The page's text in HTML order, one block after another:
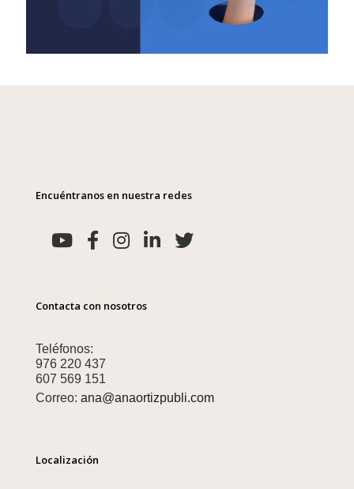
Encuéntranos en nuestra redes
Contacta con nosotros
Teléfonos:
976 220 437
607 569 151
Correo: ana@anaortizpubli.com
Localización